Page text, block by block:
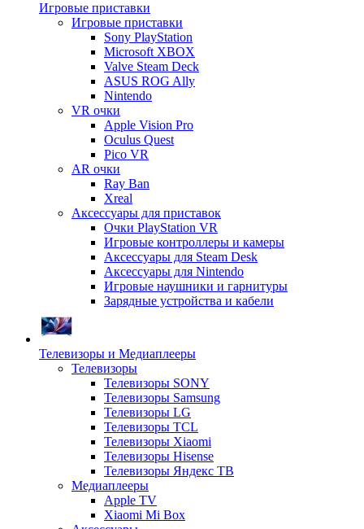
Игровые приставки
Игровые приставки
Sony PlayStation
Microsoft XBOX
Valve Steam Deck
ASUS ROG Ally
Nintendo
VR очки
Apple Vision Pro
Oculus Quest
Pico VR
AR очки
Ray Ban
Xreal
Аксессуары для приставок
Очки PlayStation VR
Игровые контроллеры и камеры
Аксессуары для Steam Desk
Аксессуары для Nintendo
Игровые наушники и гарнитуры
Зарядные устройства и кабели
Телевизоры и Медиаплееры
Телевизоры
Телевизоры SONY
Телевизоры Samsung
Телевизоры LG
Телевизоры TCL
Телевизоры Xiaomi
Телевизоры Hisense
Телевизоры Яндекс ТВ
Медиаплееры
Apple TV
Xiaomi Mi Box